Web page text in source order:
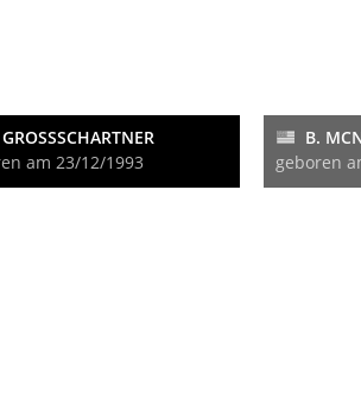
am 23/12/1993
B.
geboren